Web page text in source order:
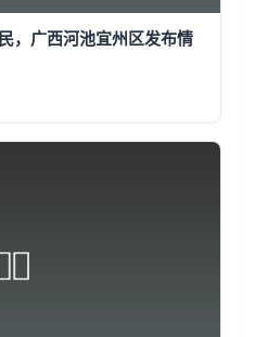
，广西河池宜州区发布情